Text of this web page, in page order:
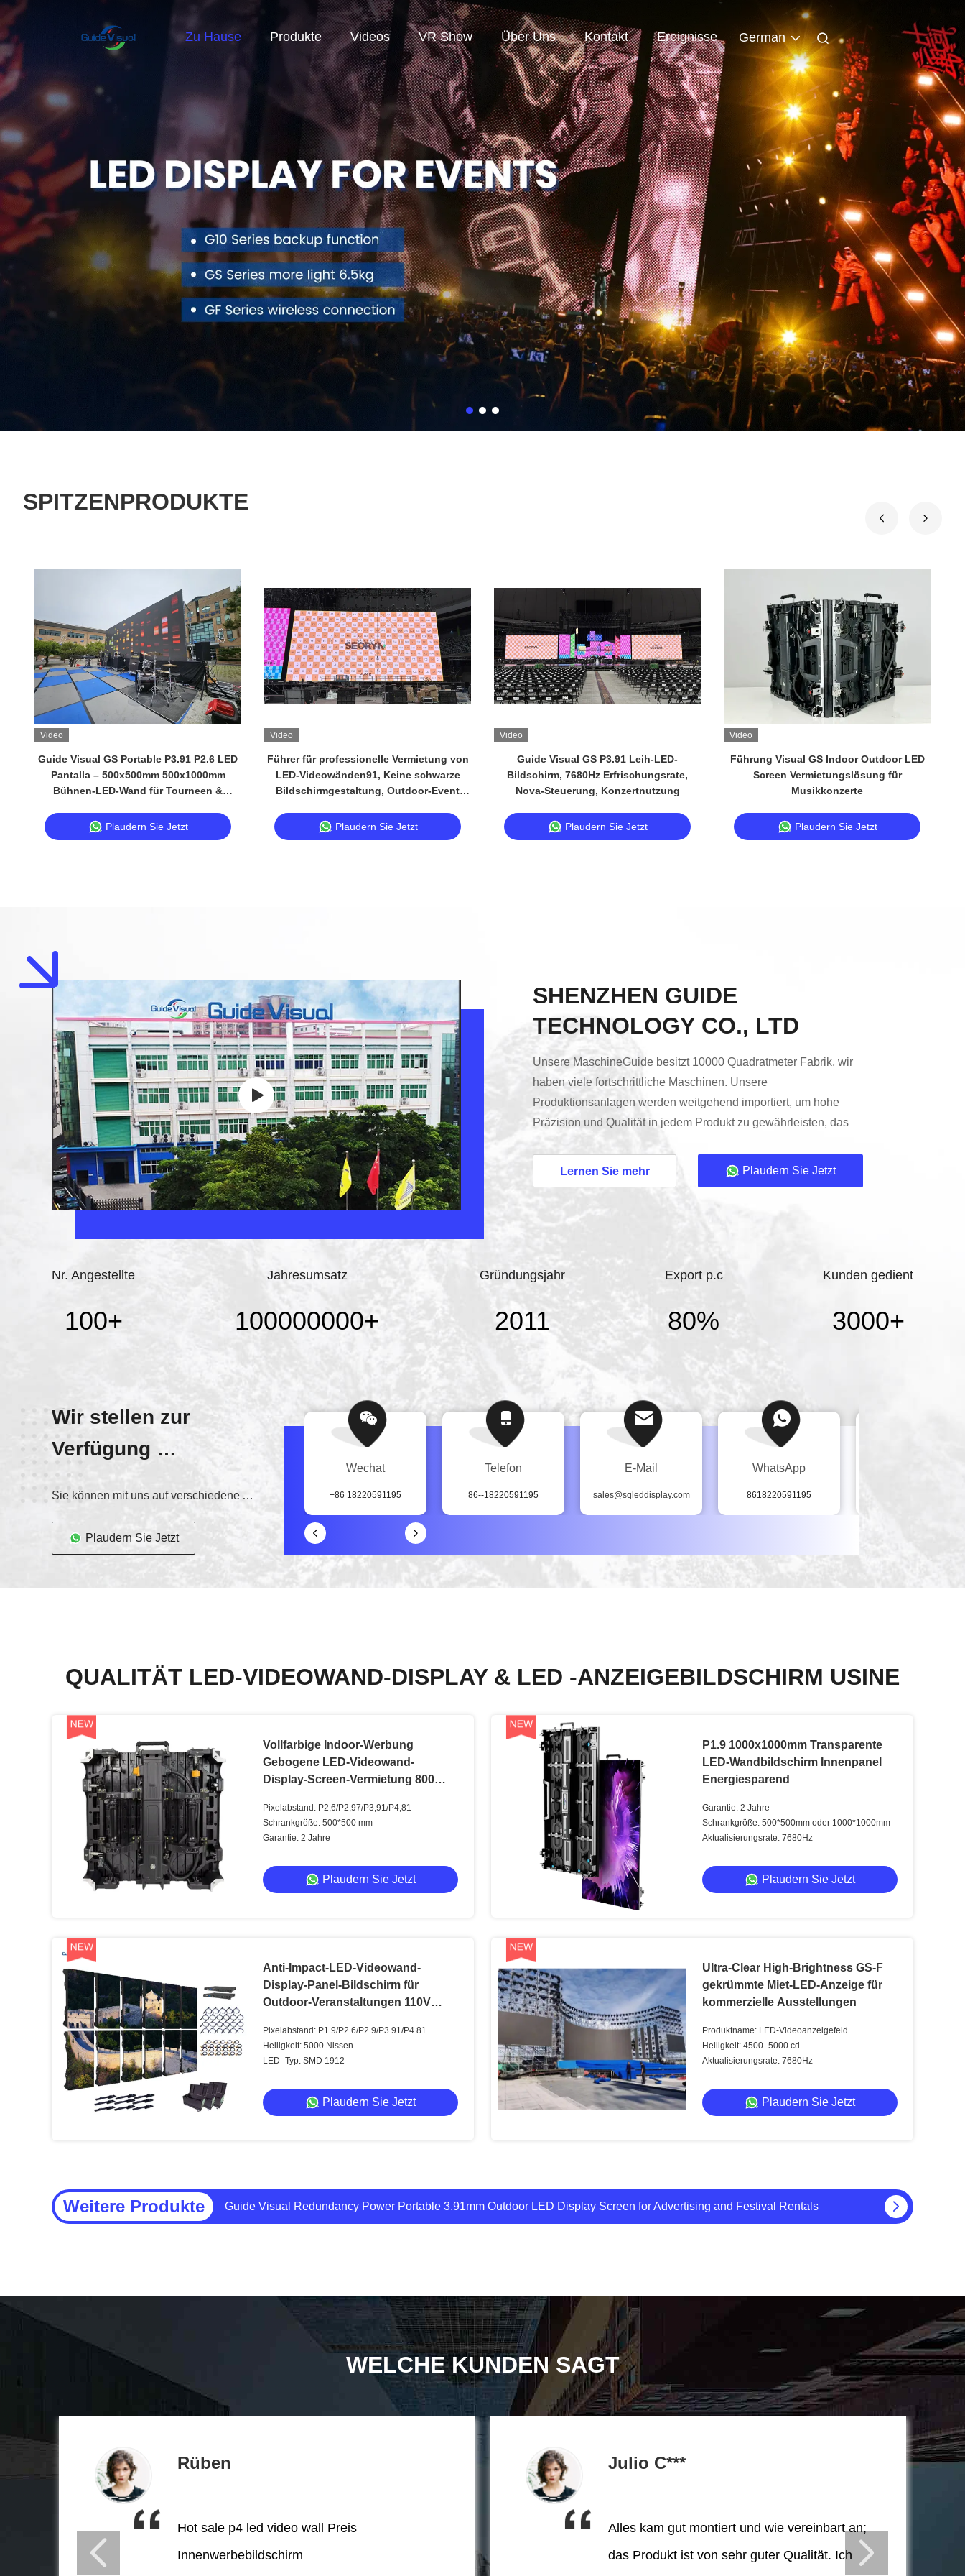
Zu Hause Produkte Videos VR Show Über Uns Kontakt Ereignisse German
SPITZENPRODUKTE
Video
Guide Visual GS Portable P3.91 P2.6 LED
Pantalla – 500x500mm 500x1000mm
Bühnen-LED-Wand für Tourneen &
Plaudern Sie Jetzt
Video
Führer für professionelle Vermietung von
LED-Videowänden91, Keine schwarze
Bildschirmgestaltung, Outdoor-Event
Plaudern Sie Jetzt
Video
Guide Visual GS P3.91 Leih-LED-
Bildschirm, 7680Hz Erfrischungsrate,
Nova-Steuerung, Konzertnutzung
Plaudern Sie Jetzt
Video
Führung Visual GS Indoor Outdoor LED
Screen Vermietungslösung für
Musikkonzerte
Plaudern Sie Jetzt
SHENZHEN GUIDE
TECHNOLOGY CO., LTD
Unsere MaschineGuide besitzt 10000 Quadratmeter Fabrik, wir
haben viele fortschrittliche Maschinen. Unsere
Produktionsanlagen werden weitgehend importiert, um hohe
Präzision und Qualität in jedem Produkt zu gewährleisten, das
wir herstellen.Dieses Engagement für fortschrittliche Technologie
ermöglicht es uns, die höchsten Standards der Branche zu
zu liefern.Qualität und Genauigkeit stehen im Mittelpunkt
unseresdie Operationen.Unsere ...
Lernen Sie mehr Plaudern Sie Jetzt
Nr. Angestellte
100+
Jahresumsatz
100000000+
Gründungsjahr
2011
Export p.c
80%
Kunden gedient
3000+
Wir stellen zur
Verfügung
der beste Service!
Sie können mit uns auf verschiedene Arten in Verbindung treten
Plaudern Sie Jetzt
Wechat
+86 18220591195
Telefon
86--18220591195
E-Mail
sales@sqleddisplay.com
WhatsApp
8618220591195
QUALITÄT LED-VIDEOWAND-DISPLAY & LED -ANZEIGEBILDSCHIRM USINE
Vollfarbige Indoor-Werbung
Gebogene LED-Videowand-
Display-Screen-Vermietung 800
Pixelabstand: P2,6/P2,97/P3,91/P4,81
Schrankgröße: 500*500 mm
Garantie: 2 Jahre
Plaudern Sie Jetzt
P1.9 1000x1000mm Transparente
LED-Wandbildschirm Innenpanel
Energiesparend
Garantie: 2 Jahre
Schrankgröße: 500*500mm oder 1000*1000mm
Aktualisierungsrate: 7680Hz
Plaudern Sie Jetzt
Anti-Impact-LED-Videowand-
Display-Panel-Bildschirm für
Outdoor-Veranstaltungen 110V
Pixelabstand: P1.9/P2.6/P2.9/P3.91/P4.81
Helligkeit: 5000 Nissen
LED -Typ: SMD 1912
Plaudern Sie Jetzt
Ultra-Clear High-Brightness GS-F
gekrümmte Miet-LED-Anzeige für
kommerzielle Ausstellungen
Produktname: LED-Videoanzeigefeld
Helligkeit: 4500–5000 cd
Aktualisierungsrate: 7680Hz
Plaudern Sie Jetzt
Weitere Produkte Visuelle Anleitung für Hochleistungs-P3.91 LED-Bildschirm-Panel für Kirchen, Veranstaltungen und Bühnen-Visualisierungen
WELCHE KUNDEN SAGT
Rüben
Hot sale p4 led video wall Preis
Innenwerbebildschirm
Julio C***
Alles kam gut montiert und wie vereinbart an;
das Produkt ist von sehr guter Qualität. Ich